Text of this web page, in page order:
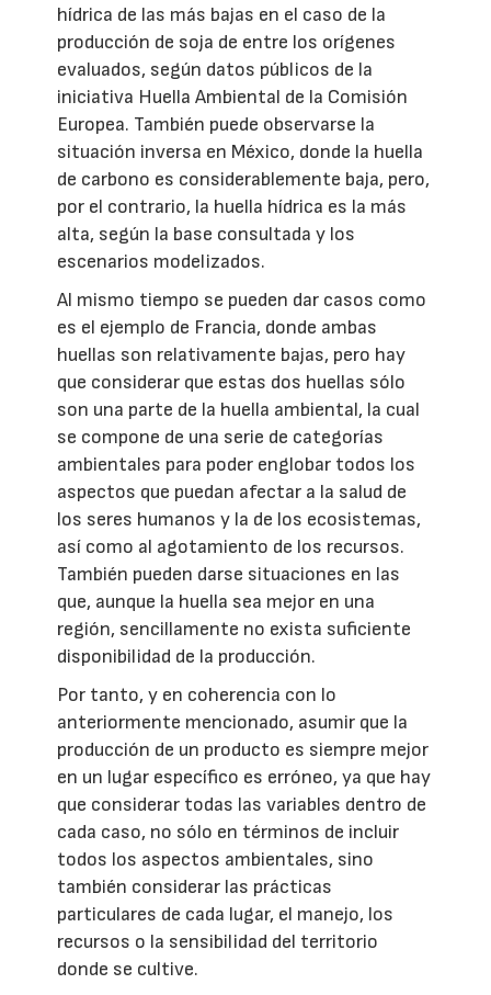
hídrica de las más bajas en el caso de la
producción de soja de entre los orígenes
evaluados, según datos públicos de la
iniciativa Huella Ambiental de la Comisión
Europea. También puede observarse la
situación inversa en México, donde la huella
de carbono es considerablemente baja, pero,
por el contrario, la huella hídrica es la más
alta, según la base consultada y los
escenarios modelizados.
Al mismo tiempo se pueden dar casos como
es el ejemplo de Francia, donde ambas
huellas son relativamente bajas, pero hay
que considerar que estas dos huellas sólo
son una parte de la huella ambiental, la cual
se compone de una serie de categorías
ambientales para poder englobar todos los
aspectos que puedan afectar a la salud de
los seres humanos y la de los ecosistemas,
así como al agotamiento de los recursos.
También pueden darse situaciones en las
que, aunque la huella sea mejor en una
región, sencillamente no exista suficiente
disponibilidad de la producción.
Por tanto, y en coherencia con lo
anteriormente mencionado, asumir que la
producción de un producto es siempre mejor
en un lugar específico es erróneo, ya que hay
que considerar todas las variables dentro de
cada caso, no sólo en términos de incluir
todos los aspectos ambientales, sino
también considerar las prácticas
particulares de cada lugar, el manejo, los
recursos o la sensibilidad del territorio
donde se cultive.